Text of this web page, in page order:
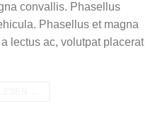
convallis. Phasellus
Phasellus et magna
lectus ac, volutpat placerat